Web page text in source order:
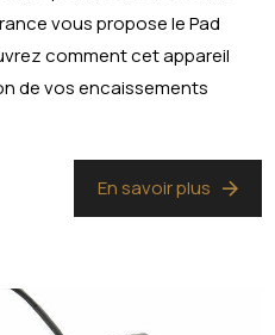
vous propose le Pad
comment cet appareil
de vos encaissements
En savoir plus